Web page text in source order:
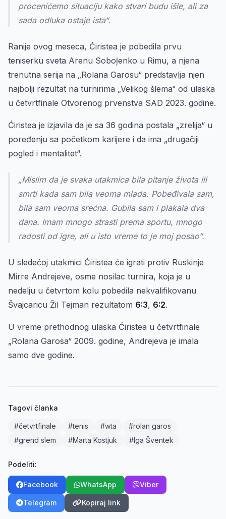
procenićemo situaciju kako stvari budu išle, ali za
sada odluka ostaje ista“.
Ranije ovog meseca, Ćiristea je pobedila prvu
teniserku sveta Arenu Soboļenko u Rimu, a njena
trenutna serija na „Rolana Garosu“ predstavlja njen
najbolji rezultat na turnirima „Velikog šlema“ od ulaska
u četvrtfinale Otvorenog prvenstva SAD 2023. godine.
Ćiristea je izjavila da je sa 36 godina postala „zrelija“ u
poređenju sa početkom karijere i da ima „drugačiji
pogled i mentalitet“.
„Mislim da je svaka utakmica bila pitanje života ili
smrti kada sam bila veoma mlada. Pobeđivala sam,
bila sam veoma srećna. Gubila sam i plakala dva
dana. Imam mnogo strasti prema sportu, mnogo
radosti od igre, ali u isto vreme to je moj posao“.
U sledećoj utakmici Ćiristea će igrati protiv Ruskinje
Mirre Andrejeve, osme nosilac turnira, koja je u
nedelju u četvrtom kolu pobedila nekvalifikovanu
Švajcaricu Žil Tejman rezultatom 6:3, 6:2.
U vreme prethodnog ulaska Ćiristea u četvrtfinale
„Rolana Garosa“ 2009. godine, Andrejeva je imala
samo dve godine.
Tagovi članka
#četvrtfinale #tenis #wta
#rolan garos
#grend slem
#Marta Kostjuk #Iga Šventek
Podeliti:
Facebook WhatsApp Viber
Telegram Kopiraj link